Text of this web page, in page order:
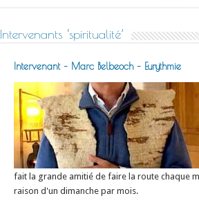
Intervenants ‘spiritualité’
Intervenant – Marc Belbeoch – Eurythmie
fait la grande amitié de faire la route chaque
raison d'un dimanche par mois.